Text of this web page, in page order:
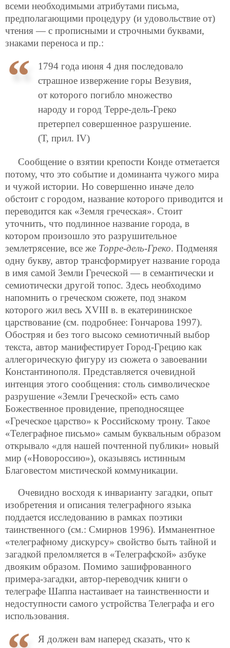
всеми необходимыми атрибутами письма,
предполагающими процедуру (и удовольствие от)
чтения — с прописными и строчными буквами,
знаками переноса и пр.:
1794 года июня 4 дня последовало
страшное извержение горы Везувия,
от которого погибло множество
народу и город Терре-дель-Греко
претерпел совершенное разрушение.
(Т, прил. IV)
Сообщение о взятии крепости Конде отметается
потому, что это событие и доминанта чужого мира
и чужой истории. Но совершенно иначе дело
обстоит с городом, название которого приводится и
переводится как «Земля греческая». Стоит
уточнить, что подлинное название города, в
котором произошло это разрушительное
землетрясение, все же Торре-дель-Греко. Подменяя
одну букву, автор трансформирует название города
в имя самой Земли Греческой — в семантически и
семиотически другой топос. Здесь необходимо
напомнить о греческом сюжете, под знаком
которого жил весь XVIII в. в екатерининское
царствование (см. подробнее: Гончарова 1997).
Обостряя и без того высоко семиотичный выбор
текста, автор манифестирует Город-Грецию как
аллегорическую фигуру из сюжета о завоевании
Константинополя. Представляется очевидной
интенция этого сообщения: столь символическое
разрушение «Земли Греческой» есть само
Божественное провидение, преподносящее
«Греческое царство» к Российскому трону. Такое
«Телеграфное письмо» самым буквальным образом
открывало «для нашей почтенной публики» новый
мир («Новороссию»), оказывясь истинным
Благовестом мистической коммуникации.
Очевидно восходя к инварианту загадки, опыт
изобретения и описания телеграфного языка
поддается исследованию в рамках поэтики
таинственного (см.: Смирнов 1996). Имманентное
«телеграфному дискурсу» свойство быть тайной и
загадкой преломляется в «Телеграфской» азбуке
двояким образом. Помимо зашифрованного
примера-загадки, автор-переводчик книги о
телеграфе Шаппа настаивает на таинственности и
недоступности самого устройства Телеграфа и его
использования.
Я должен вам наперед сказать, что к